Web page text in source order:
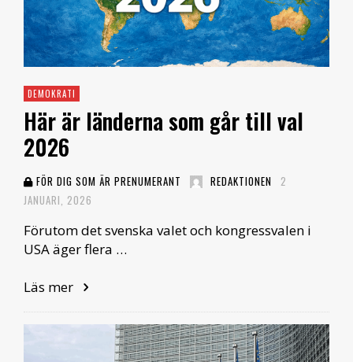
DEMOKRATI
Här är länderna som går till val
2026
FÖR DIG SOM ÄR PRENUMERANT REDAKTIONEN
2
JANUARI, 2026
Förutom det svenska valet och kongressvalen i
USA äger flera …
Läs mer